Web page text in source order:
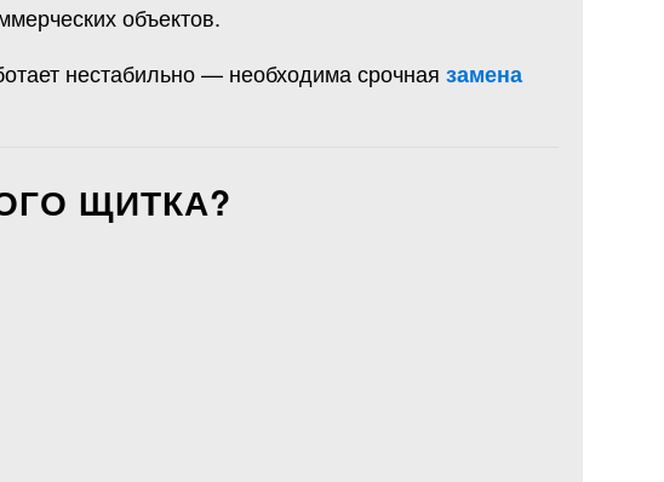
объектов.
нестабильно — необходима срочная замена
ЩИТКА?